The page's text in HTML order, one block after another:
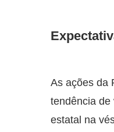
As ações da
tendência de
estatal na